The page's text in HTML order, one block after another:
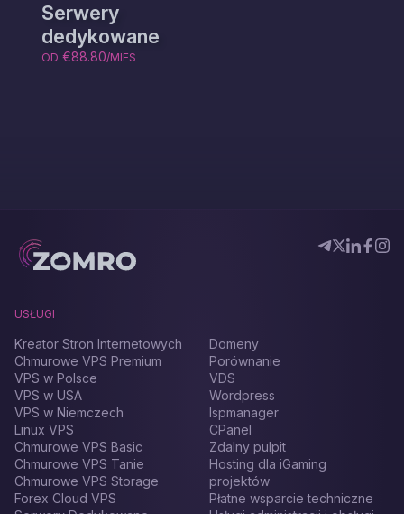
Serwery
dedykowane
OD €88.80/MIES
USŁUGI
Kreator Stron Internetowych
Chmurowe VPS Premium
VPS w Polsce
VPS w USA
VPS w Niemczech
Linux VPS
Chmurowe VPS Basic
Chmurowe VPS Tanie
Chmurowe VPS Storage
Forex Cloud VPS
Domeny
Porównanie
VDS
Wordpress
Ispmanager
CPanel
Zdalny pulpit
Hosting dla iGaming
projektów
Płatne wsparcie techniczne